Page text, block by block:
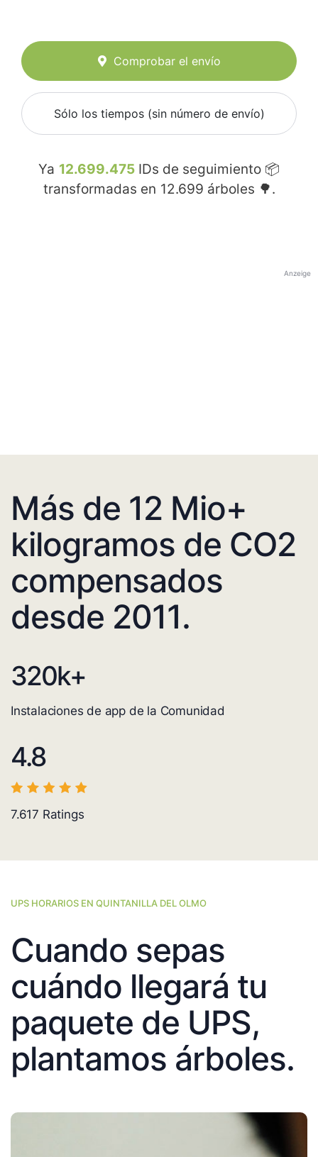
Comprobar el envío
Sólo los tiempos (sin número de envío)
Ya 12.699.475 IDs de seguimiento 📦
transformadas en 12.699 árboles 🌳.
Anzeige
Más de 12 Mio+
kilogramos de CO2
compensados
desde 2011.
320k+
Instalaciones de app de la Comunidad
4.8
7.617 Ratings
UPS HORARIOS EN QUINTANILLA DEL OLMO
Cuando sepas
cuándo llegará tu
paquete de UPS,
plantamos árboles.